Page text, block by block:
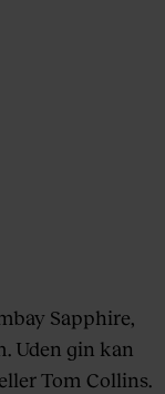
Sapphire,
Uden gin kan
Tom Collins.